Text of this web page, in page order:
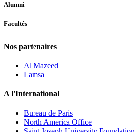
Alumni
Facultés
Nos partenaires
Al Mazeed
Lamsa
A l'International
Bureau de Paris
North America Office